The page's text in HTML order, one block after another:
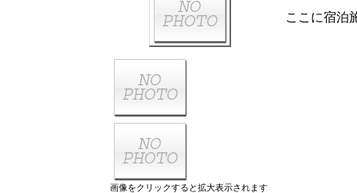
ここに宿泊
画像をクリックすると拡大表示されます